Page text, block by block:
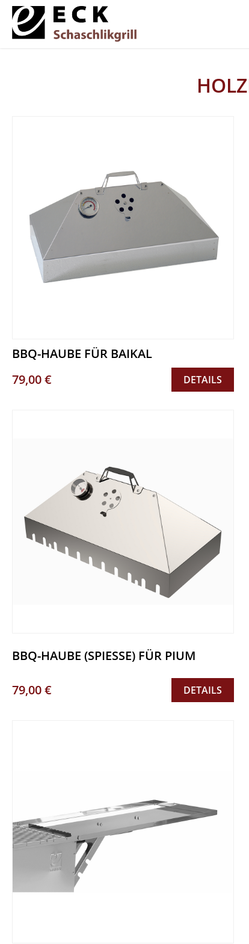
BBQ-HAUBE FÜR BAIKAL
79,00 €
DETAILS
BBQ-HAUBE (SPIESSE) FÜR PIUM
79,00 € DETAILS